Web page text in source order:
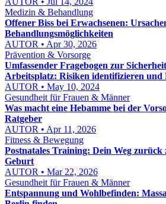
Medizin & Behandlung
Offener Biss bei Erwachsenen:
Behandlungsmöglichkeiten
AUTOR • Apr 30, 2026
Prävention & Vorsorge
Umfassender Fragebogen zur
Arbeitsplatz: Risiken identifizieren und
AUTOR • May 10, 2024
Gesundheit für Frauen & Männer
Was macht eine Hebamme bei der
Ratgeber
AUTOR • Apr 11, 2026
Fitness & Bewegung
Postnatales Training: Dein Weg zurück
Geburt
AUTOR • Mar 22, 2026
Gesundheit für Frauen & Männer
Entspannung und Wohlbefinden: